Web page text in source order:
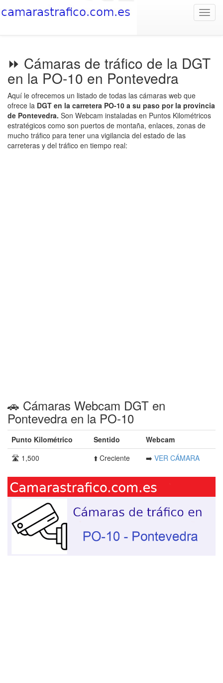
⏩ Cámaras de tráfico de la DGT
en la PO-10 en Pontevedra
Aquí le ofrecemos un listado de todas las cámaras web que
ofrece la DGT en la carretera PO-10 a su paso por la provincia
de Pontevedra. Son Webcam instaladas en Puntos Kilométricos
estratégicos como son puertos de montaña, enlaces, zonas de
mucho tráfico para tener una vigilancia del estado de las
carreteras y del tráfico en tiempo real:
🚗 Cámaras Webcam DGT en
Pontevedra en la PO-10
Punto Kilométrico Sentido
Webcam
🛣️ 1,500
⬆️ Creciente ➡️ VER CÁMARA